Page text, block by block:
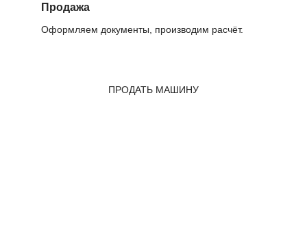
Продажа
Оформляем документы, производим расчёт.
ПРОДАТЬ МАШИНУ